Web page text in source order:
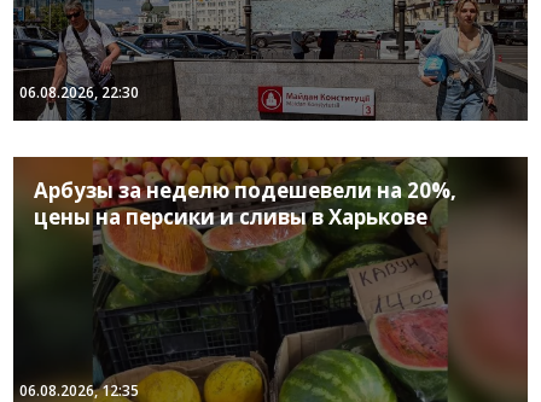
06.08.2026, 22:30
Арбузы за неделю подешевели на 20%,
цены на персики и сливы в Харькове
06.08.2026, 12:35